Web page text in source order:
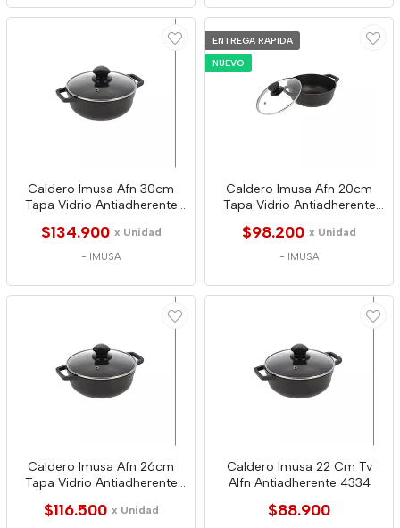
Caldero Imusa Afn 30cm
Tapa Vidrio Antiadherente
$134.900 x Unidad
- IMUSA
ENTREGA RAPIDA
NUEVO
Caldero Imusa Afn 20cm
Tapa Vidrio Antiadherente
$98.200 x Unidad
- IMUSA
Caldero Imusa Afn 26cm
Tapa Vidrio Antiadherente
$116.500 x Unidad
Caldero Imusa 22 Cm Tv
Alfn Antiadherente 4334
$88.900